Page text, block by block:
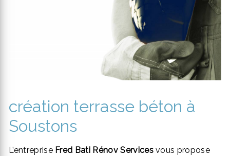
création terrasse béton à
Soustons
L’entreprise Fred Bati Rénov Servicesvous propose